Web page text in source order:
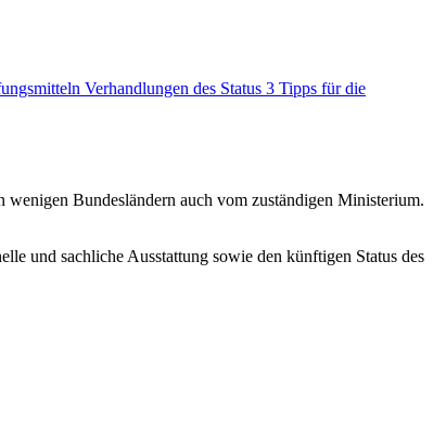
Verhandlungen des Status 3 Tipps für die
Bundesländern auch vom zuständigen Ministerium.
und sachliche Ausstattung sowie den künftigen Status des